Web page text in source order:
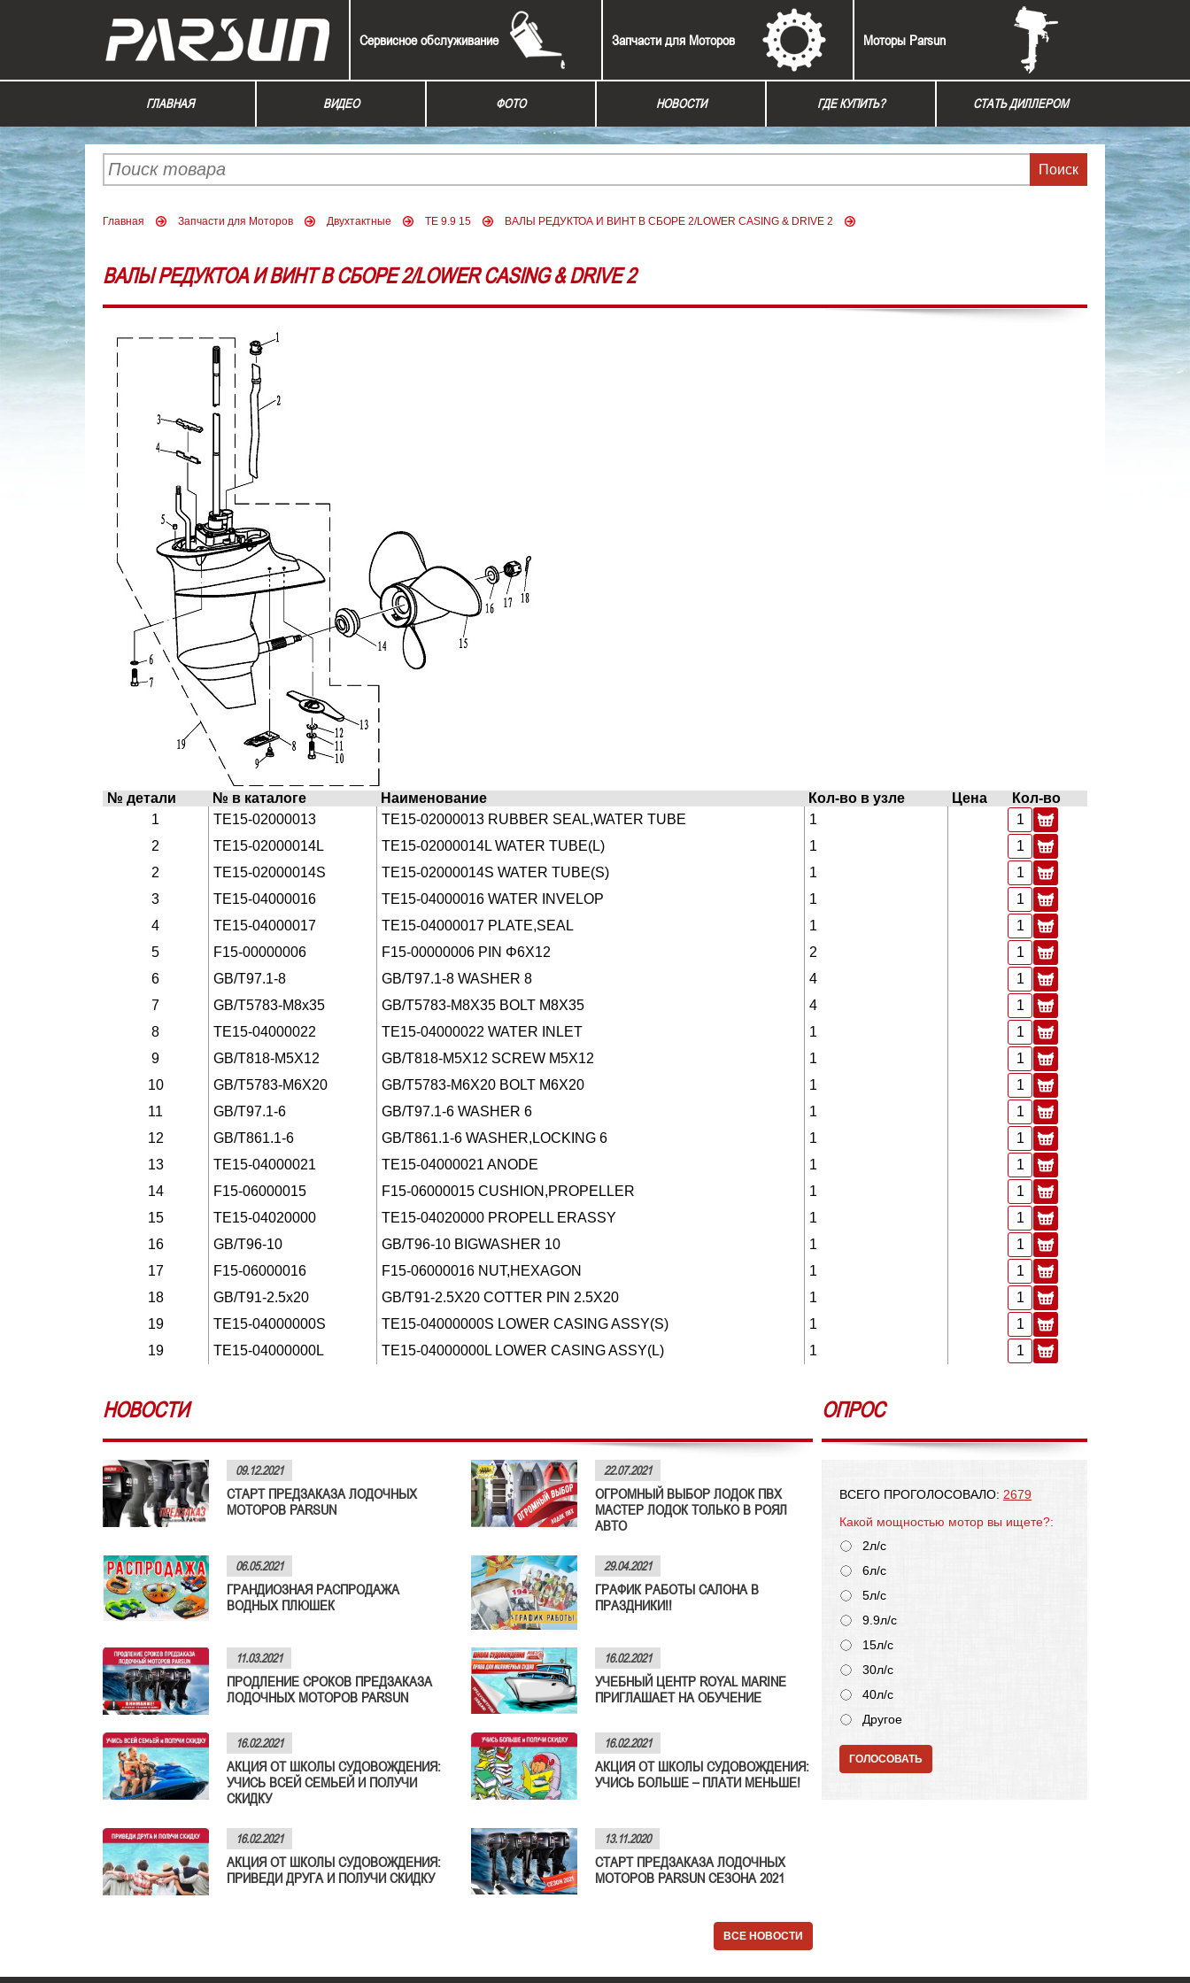
Сервисное обслуживание Запчасти для Моторов Моторы Parsun
ГЛАВНАЯ ВИДЕО ФОТО НОВОСТИ ГДЕ КУПИТЬ? СТАТЬ ДИЛЛЕРОМ
Главная Запчасти для Моторов Двухтактные TE 9.9 15 ВАЛЫ РЕДУКТОА И ВИНТ В СБОРЕ 2/LOWER CASING & DRIVE 2
ВАЛЫ РЕДУКТОА И ВИНТ В СБОРЕ 2/LOWER CASING & DRIVE 2
№ детали № в каталоге Наименование Кол-во в узле Цена
Кол-во
1
TE15-02000013 TE15-02000013 RUBBER SEAL,WATER TUBE
1
2
TE15-02000014L TE15-02000014L WATER TUBE(L)
1
2
TE15-02000014S TE15-02000014S WATER TUBE(S)
1
3
TE15-04000016 TE15-04000016 WATER INVELOP
1
4
TE15-04000017 TE15-04000017 PLATE,SEAL
1
5
F15-00000006 F15-00000006 PIN Φ6X12
2
6
GB/T97.1-8 GB/T97.1-8 WASHER 8
4
7
GB/T5783-M8x35 GB/T5783-M8X35 BOLT M8X35
4
8
TE15-04000022 TE15-04000022 WATER INLET
1
9
GB/T818-M5X12 GB/T818-M5X12 SCREW M5X12
1
10
GB/T5783-M6X20 GB/T5783-M6X20 BOLT M6X20
1
11
GB/T97.1-6 GB/T97.1-6 WASHER 6
1
12
GB/T861.1-6 GB/T861.1-6 WASHER,LOCKING 6
1
13
TE15-04000021 TE15-04000021 ANODE
1
14
F15-06000015 F15-06000015 CUSHION,PROPELLER
1
15
TE15-04020000 TE15-04020000 PROPELL ERASSY
1
16
GB/T96-10 GB/T96-10 BIGWASHER 10
1
17
F15-06000016 F15-06000016 NUT,HEXAGON
1
18
GB/T91-2.5x20 GB/T91-2.5X20 COTTER PIN 2.5X20
1
19
TE15-04000000S TE15-04000000S LOWER CASING ASSY(S)
1
19
TE15-04000000L TE15-04000000L LOWER CASING ASSY(L) 1
НОВОСТИ
09.12.2021
СТАРТ ПРЕДЗАКАЗА ЛОДОЧНЫХ
МОТОРОВ PARSUN
22.07.2021
ОГРОМНЫЙ ВЫБОР ЛОДОК ПВХ
МАСТЕР ЛОДОК ТОЛЬКО В РОЯЛ
АВТО
06.05.2021
ГРАНДИОЗНАЯ РАСПРОДАЖА
ВОДНЫХ ПЛЮШЕК
29.04.2021
ГРАФИК РАБОТЫ САЛОНА В
ПРАЗДНИКИ!!
11.03.2021
ПРОДЛЕНИЕ СРОКОВ ПРЕДЗАКАЗА
ЛОДОЧНЫХ МОТОРОВ PARSUN
16.02.2021
УЧЕБНЫЙ ЦЕНТР ROYAL MARINE
ПРИГЛАШАЕТ НА ОБУЧЕНИЕ
16.02.2021
АКЦИЯ ОТ ШКОЛЫ СУДОВОЖДЕНИЯ:
УЧИСЬ ВСЕЙ СЕМЬЕЙ И ПОЛУЧИ
СКИДКУ
16.02.2021
АКЦИЯ ОТ ШКОЛЫ СУДОВОЖДЕНИЯ:
УЧИСЬ БОЛЬШЕ – ПЛАТИ МЕНЬШЕ!
16.02.2021
АКЦИЯ ОТ ШКОЛЫ СУДОВОЖДЕНИЯ:
ПРИВЕДИ ДРУГА И ПОЛУЧИ СКИДКУ
13.11.2020
СТАРТ ПРЕДЗАКАЗА ЛОДОЧНЫХ
МОТОРОВ PARSUN СЕЗОНА 2021
ВСЕ НОВОСТИ
ОПРОС
ВСЕГО ПРОГОЛОСОВАЛО: 2679
Какой мощностью мотор вы ищете?:
2л/с
6л/с
5л/с
9.9л/с
15л/с
30л/с
40л/с
Другое
ГОЛОСОВАТЬ